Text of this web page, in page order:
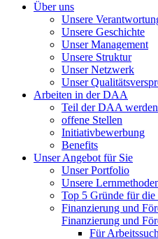
Über uns
Unsere
Unsere Geschichte
Unser Management
Unsere Struktur
Unser Netzwerk
Unser
Arbeiten in der DAA
Teil der DAA werden
offene Stellen
Initiativbewerbung
Benefits
Unser Angebot für Sie
Unser Portfolio
Unsere
Top 5 Gründe für
Finanzierung und
Finanzierung und
Für